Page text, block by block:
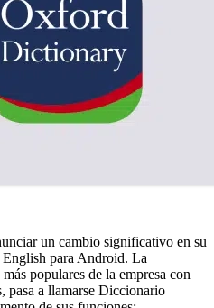
un cambio significativo en su
para Android. La
populares de la empresa con
pasa a llamarse Diccionario